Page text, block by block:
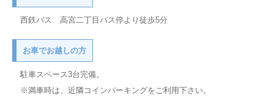
西鉄バス 高宮二丁目バス停より徒歩5分
お車でお越しの方
駐車スペース3台完備。
※満車時は、近隣コインパーキングをご利用下さい。